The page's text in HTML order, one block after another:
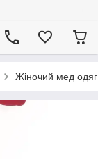
Жіночий мед одяг